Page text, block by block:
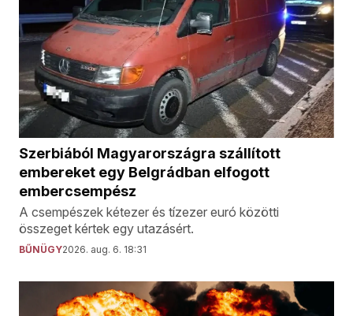
Szerbiából Magyarországra szállított
embereket egy Belgrádban elfogott
embercsempész
A csempészek kétezer és tízezer euró közötti
összeget kértek egy utazásért.
BŰNÜGY2026. aug. 6. 18:31